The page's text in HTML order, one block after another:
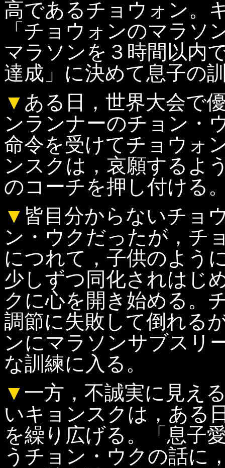
高であるチョウォン。
「チョウォンのマラソ
マラソンを３時間以内
達成」に決めて息子の
▼ ある日，世界大会で
ンランナーのチョン・
命令を受けてチョウォ
ンスクは，哀願するよ
のコーチを押し付ける
▼ 皆目分からないチョ
ン・ウクだったが，チ
につれて，子供のよう
少しずつ同化されはじ
クに心を開き始める。
調節に失敗して倒れる
ンにマラソンサブスリ
な訓練に入る。
▼ 一方，不誠実に見え
いキョンスクは，ある
を繰り広げる。「息子
うチョン・ウクの話に